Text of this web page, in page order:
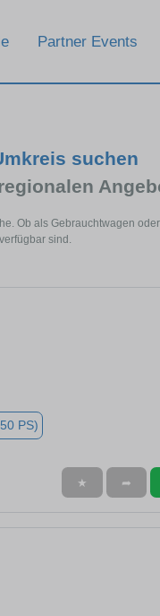
Partner Events
suchen
Ob als Gebrauchtwagen
sind.
PS)
★ ➦